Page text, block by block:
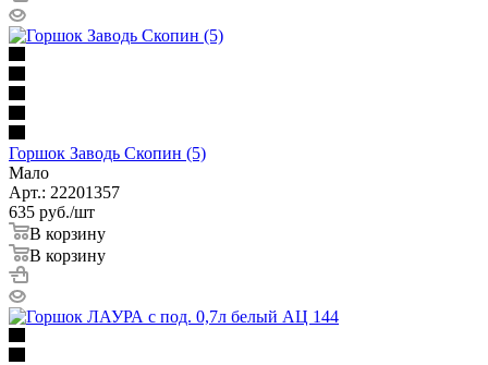
Горшок Заводь Скопин (5)
Мало
Арт.: 22201357
635 руб./шт
В корзину
В корзину